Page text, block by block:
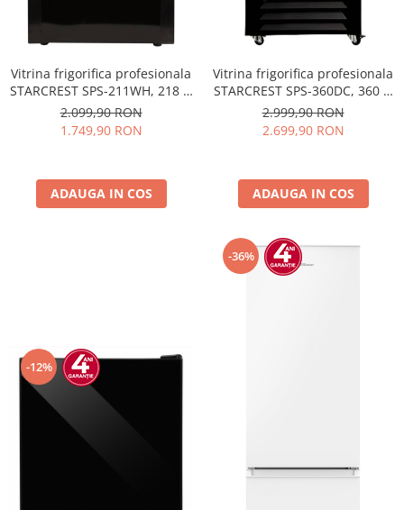
Vitrina frigorifica profesionala
STARCREST SPS-211WH, 218 L,
Termostat reglabil, Iluminare
LED, H 141 cm, Negru
2.099,90 RON
1.749,90 RON
ADAUGA IN COS
Vitrina frigorifica profesionala
STARCREST SPS-360DC, 360 L,
Caseta luminoasa, Display
Temperatura, Panou comanda
Digital, Iluminare LED, Roti, H
2.999,90 RON
2.699,90 RON
ADAUGA IN COS
-12%
-36%